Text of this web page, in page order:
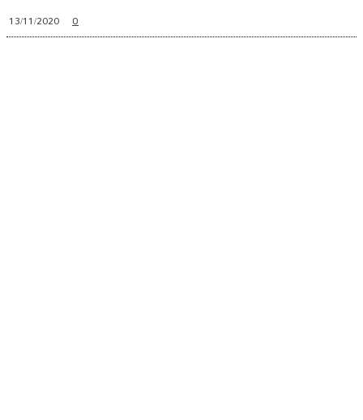
13/11/2020 0